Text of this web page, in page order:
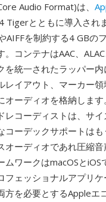
Audio Format)は、
Tigerとともに導入され
AIFFを制約する4 GBの
。コンテナはAAC、
を統一されたラッパー
レイアウト、マーカー
オーディオを格納しま
レコーディストは、サ
コーデックサポートは
オーディオであれ圧縮
ムワークはmacOSと
フェッショナルアプリ
方を必要とするAppleエ